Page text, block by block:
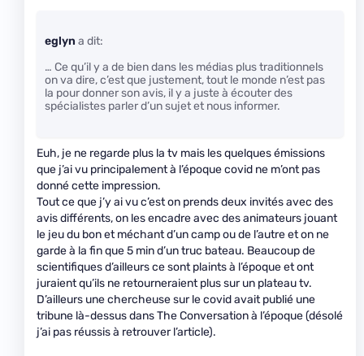
eglyn a dit:
… Ce qu’il y a de bien dans les médias plus traditionnels
on va dire, c’est que justement, tout le monde n’est pas
la pour donner son avis, il y a juste à écouter des
spécialistes parler d’un sujet et nous informer.
Euh, je ne regarde plus la tv mais les quelques émissions
que j’ai vu principalement à l’époque covid ne m’ont pas
donné cette impression.
Tout ce que j’y ai vu c’est on prends deux invités avec des
avis différents, on les encadre avec des animateurs jouant
le jeu du bon et méchant d’un camp ou de l’autre et on ne
garde à la fin que 5 min d’un truc bateau. Beaucoup de
scientifiques d’ailleurs ce sont plaints à l’époque et ont
juraient qu’ils ne retourneraient plus sur un plateau tv.
D’ailleurs une chercheuse sur le covid avait publié une
tribune là-dessus dans The Conversation à l’époque (désolé
j’ai pas réussis à retrouver l’article).